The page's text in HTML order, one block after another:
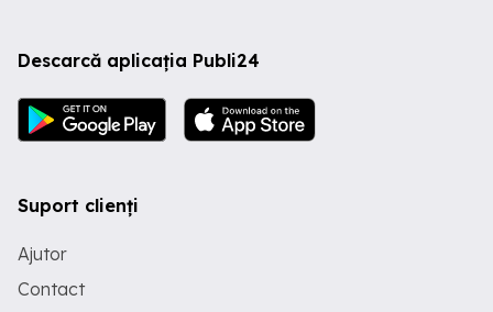
Descarcă aplicația Publi24
Suport clienți
Ajutor
Contact